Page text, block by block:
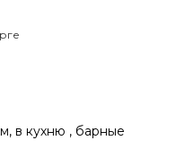
в кухню , барные